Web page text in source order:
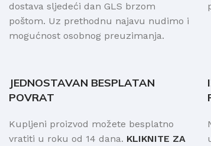
dostava sljedeći dan GLS brzom
poštom. Uz prethodnu najavu nudimo i
mogućnost osobnog preuzimanja.
JEDNOSTAVAN BESPLATAN
POVRAT
Kupljeni proizvod možete besplatno
vratiti u roku od 14 dana. KLIKNITE ZA